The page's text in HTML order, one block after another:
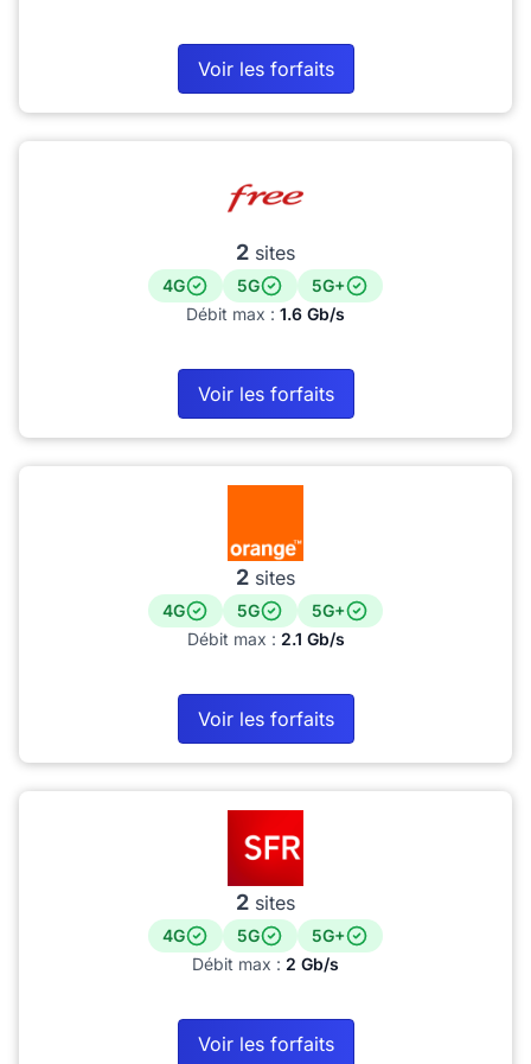
Voir les forfaits
2 sites
4G 5G
5G+
Débit max : 1.6 Gb/s
Voir les forfaits
2 sites
4G 5G
5G+
Débit max : 2.1 Gb/s
Voir les forfaits
2 sites
4G 5G
5G+
Débit max : 2 Gb/s
Voir les forfaits